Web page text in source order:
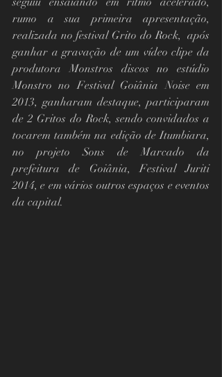
rumo a sua primeira apresentação,
realizada no festival Grito do Rock,  após
ganhar a gravação de um vídeo clipe da
produtora Monstros discos no estúdio
Monstro no Festival Goiânia Noise em
2013, ganharam destaque, participaram
de 2 Gritos do Rock, sendo convidados a
tocarem também na edição de Itumbiara,
no projeto Sons de Marcado da
prefeitura de Goiânia, Festival Juriti
2014, e em vários outros espaços e eventos
da capital.